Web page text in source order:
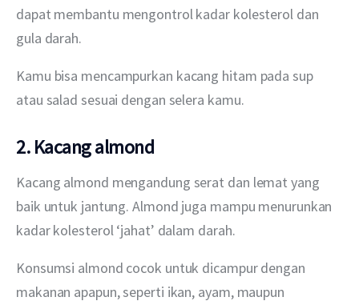
dapat membantu mengontrol kadar kolesterol dan
gula darah.
Kamu bisa mencampurkan kacang hitam pada sup
atau salad sesuai dengan selera kamu.
2. Kacang almond
Kacang almond mengandung serat dan lemat yang
baik untuk jantung. Almond juga mampu menurunkan
kadar kolesterol ‘jahat’ dalam darah.
Konsumsi almond cocok untuk dicampur dengan
makanan apapun, seperti ikan, ayam, maupun